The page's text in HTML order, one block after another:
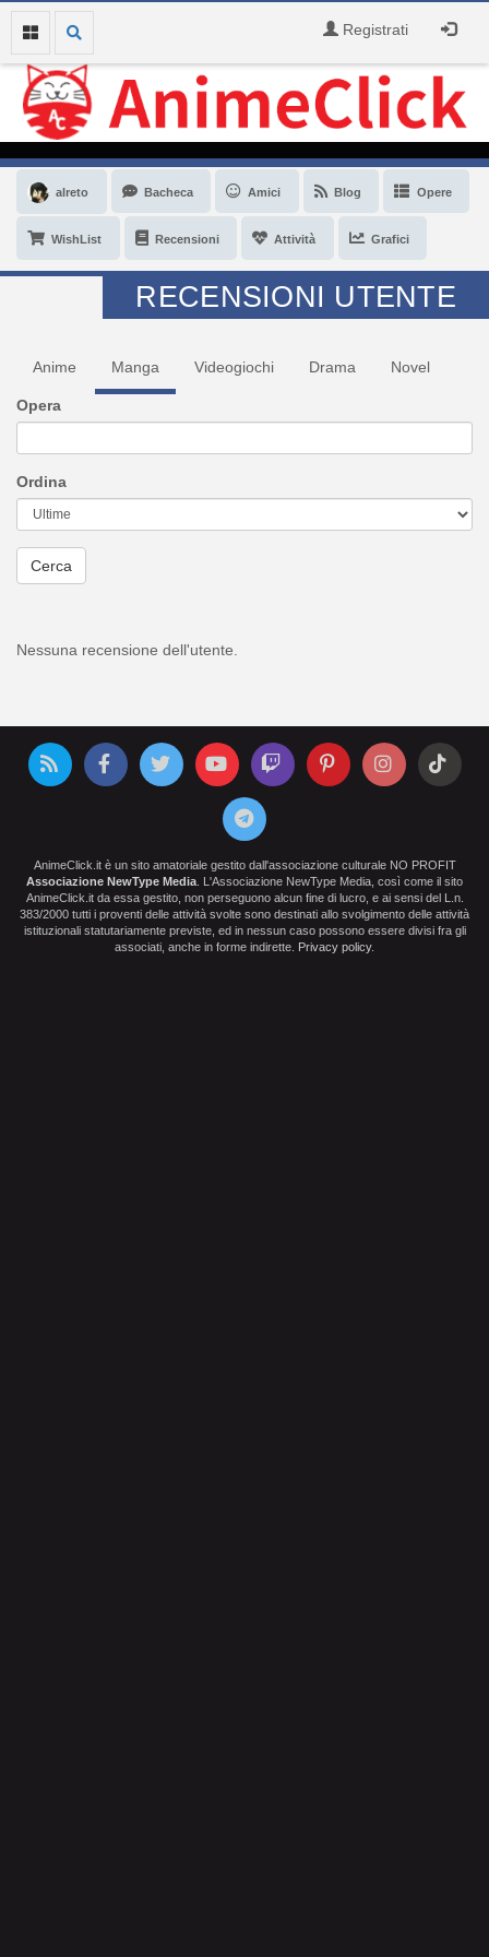
Registrati
alreto Bacheca Amici Blog Opere
WishList Recensioni Attività Grafici
RECENSIONI UTENTE
Anime Manga Videogiochi Drama Novel
Opera
Ordina
Cerca
Nessuna recensione dell'utente.
AnimeClick.it è un sito amatoriale gestito dall'associazione culturale NO PROFIT
Associazione NewType Media . L'Associazione NewType Media, così come il sito
AnimeClick.it da essa gestito, non perseguono alcun fine di lucro, e ai sensi del L.n.
383/2000 tutti i proventi delle attività svolte sono destinati allo svolgimento delle attività
istituzionali statutariamente previste, ed in nessun caso possono essere divisi fra gli
associati, anche in forme indirette. Privacy policy.